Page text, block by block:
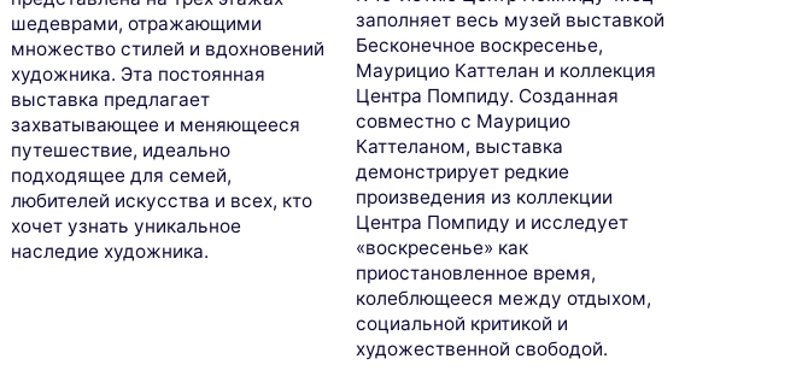
шедеврами, отражающими
множество стилей и вдохновений
художника. Эта постоянная
выставка предлагает
захватывающее и меняющееся
путешествие, идеально
подходящее для семей,
любителей искусства и всех, кто
хочет узнать уникальное
наследие художника.
заполняет весь музей выставкой
Бесконечное воскресенье,
Маурицио Каттелан и коллекция
Центра Помпиду. Созданная
совместно с Маурицио
Каттеланом, выставка
демонстрирует редкие
произведения из коллекции
Центра Помпиду и исследует
«воскресенье» как
приостановленное время,
колеблющееся между отдыхом,
социальной критикой и
художественной свободой.